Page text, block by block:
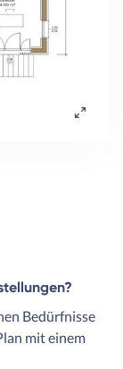
Bedürfnisse
mit einem